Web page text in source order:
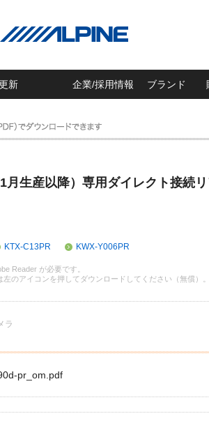
新 企業/採用情報 ブランド
月生産以降）専用ダイレクト接続
KTX-C13PR KWX-Y006PR
Reader が必要です。
左のアイコンを押してダウンロードしてください（無償）。
ラ
pr_om.pdf